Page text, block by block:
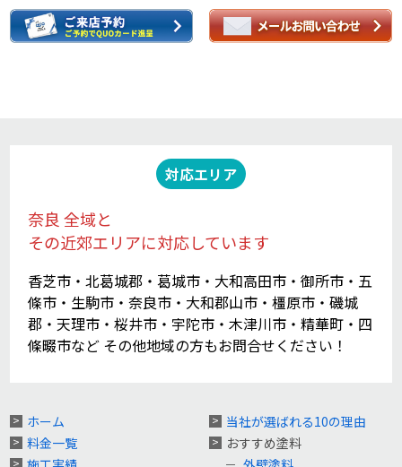
対応エリア
奈良 全域と
その近郊エリアに対応しています
香芝市・北葛城郡・葛城市・大和高田市・御所市・五
條市・生駒市・奈良市・大和郡山市・橿原市・磯城
郡・天理市・桜井市・宇陀市・木津川市・精華町・四
條畷市など その他地域の方もお問合せください！
ホーム
料金一覧
当社が選ばれる10の理由
おすすめ塗料